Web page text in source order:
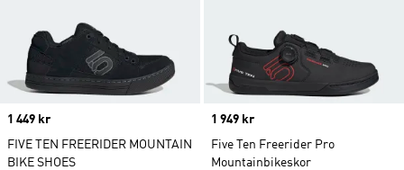
Price
1 449 kr
FIVE TEN FREERIDER MOUNTAIN
BIKE SHOES
Price
1 949 kr
Five Ten Freerider Pro
Mountainbikeskor